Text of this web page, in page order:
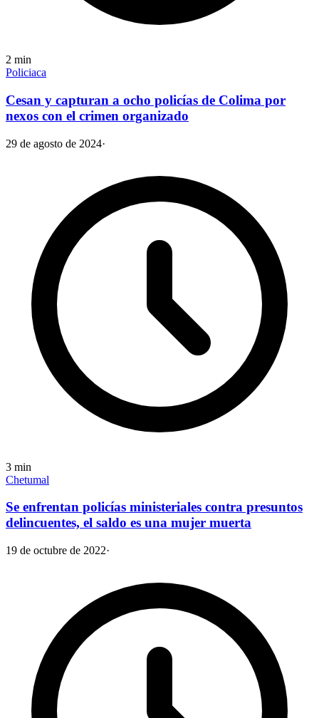
2 min
Policiaca
Cesan y capturan a ocho policías de Colima por
nexos con el crimen organizado
29 de agosto de 2024·
3 min
Chetumal
Se enfrentan policías ministeriales contra presuntos
delincuentes, el saldo es una mujer muerta
19 de octubre de 2022·